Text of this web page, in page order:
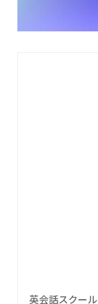
英会話スクー